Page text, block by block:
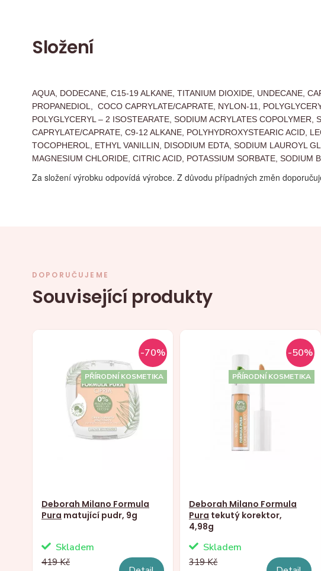
Složení
AQUA, DODECANE, C15-19 ALKANE, TITANIUM DIOXIDE, UNDECANE,
PROPANEDIOL, COCO CAPRYLATE/CAPRATE, NYLON-11,
POLYGLYCERYL – 2 ISOSTEARATE, SODIUM ACRYLATES
CAPRYLATE/CAPRATE, C9-12 ALKANE, POLYHYDROXYSTEARIC ACID,
TOCOPHEROL, ETHYL VANILLIN, DISODIUM EDTA, SODIUM LAUROYL
MAGNESIUM CHLORIDE, CITRIC ACID, POTASSIUM SORBATE,
Za složení výrobku odpovídá výrobce. Z důvodu případných změn
DOPORUČUJEME
Související produkty
-70%
PŘÍRODNÍ KOSMETIKA
Deborah Milano Formula
Pura matující pudr, 9g
Skladem
419 Kč
-50%
PŘÍRODNÍ KOSMETIKA
Deborah Milano Formula
Pura tekutý korektor,
4,98g
Skladem
319 Kč